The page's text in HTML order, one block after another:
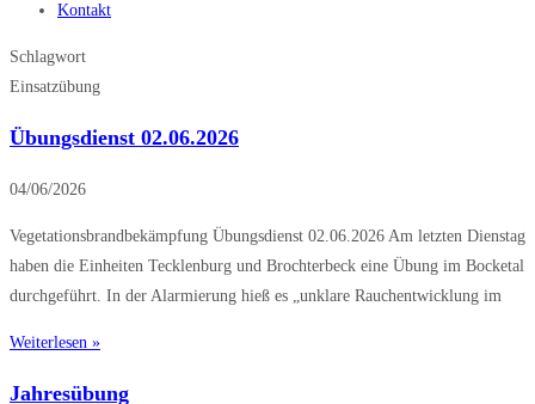
Kontakt
Schlagwort
Einsatzübung
Übungsdienst 02.06.2026
04/06/2026
Vegetationsbrandbekämpfung Übungsdienst 02.06.2026 Am letzten Dienstag
haben die Einheiten Tecklenburg und Brochterbeck eine Übung im Bocketal
durchgeführt. In der Alarmierung hieß es „unklare Rauchentwicklung im
Weiterlesen »
Jahresübung